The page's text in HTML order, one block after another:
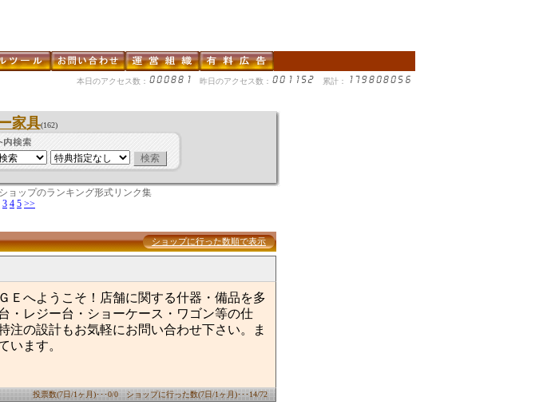
本日のアクセス数： 昨日のアクセス数： 累計：
家具(162)
ョップのランキング形式リンク集
3 4 5 >>
ショップに行った数順で表示
Ｅへようこそ！店舗に関する什器・備品を多
・レジー台・ショーケース・ワゴン等の仕
注の設計もお気軽にお問い合わせ下さい。ま
います。
投票数(7日/1ヶ月)･･･0/0 ショップに行った数(7日/1ヶ月)･･･14/72